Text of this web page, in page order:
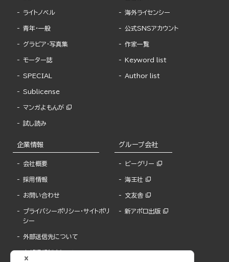
ライトノベル
青年・一般
グラビア・写真集
モーター誌
SPECIAL
Sublicense
マンガよもんが
試し読み
海外ライセンシー
公式SNSアカウント
作家一覧
Keyword list
Author list
企業情報
会社概要
採用情報
お問い合わせ
プライバシーポリシー・サイトポリ
シー
外部送信先について
内部通報制度について
グループ会社
ビーグリー
海王社
文友舎
新アポロ出版